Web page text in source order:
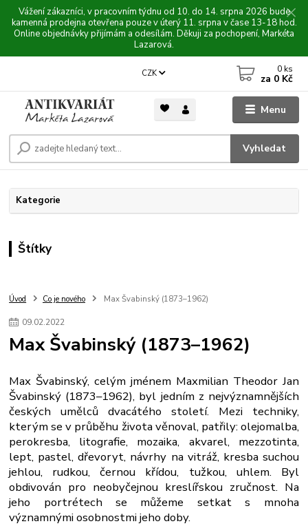
Vážení zákazníci, v pracovním týdnu od 10. do 14. srpna 2026 bude
kamenná prodejna otevřena pouze v úterý 11. srpna v čase 13-18 hod.
Online objednávky přijímám a odesílám. Děkuji za pochopení, Markéta
Lazarová.
Menu
CZK
Vyhledat
0 ks
za 0 Kč
Kategorie
Štítky
Úvod Co je nového Max Švabinský (1873–1962)
09.02.2022
Max Švabinský (1873–1962)
Max Švabinský, celým jménem Maxmilian Theodor Jan
Švabinský (1873–1962), byl jedním z nejvýznamnějších
českých umělců dvacátého století. Mezi techniky,
kterým se v průběhu života věnoval, patřily: olejomalba,
perokresba, litografie, mozaika, akvarel, mezzotinta,
lept, pastel, dřevoryt, návrhy na vitráž, kresba suchou
jehlou, rudkou, černou křídou, tužkou, uhlem. Byl
obdivován pro neobyčejnou kreslířskou zručnost. Na
jeho portrétech se můžeme setkat s mnoha
významnými osobnostmi jeho doby.